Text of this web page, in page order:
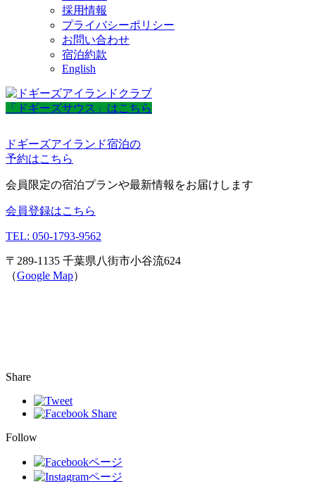
採用情報
プライバシーポリシー
お問い合わせ
宿泊約款
English
「ドギーズサウス」はこちら
ドギーズアイランド宿泊の
予約はこちら
会員限定の宿泊プランや最新情報をお届けします
会員登録はこちら
TEL: 050-1793-9562
〒289-1135 千葉県八街市小谷流624
（Google Map）
Share
Follow